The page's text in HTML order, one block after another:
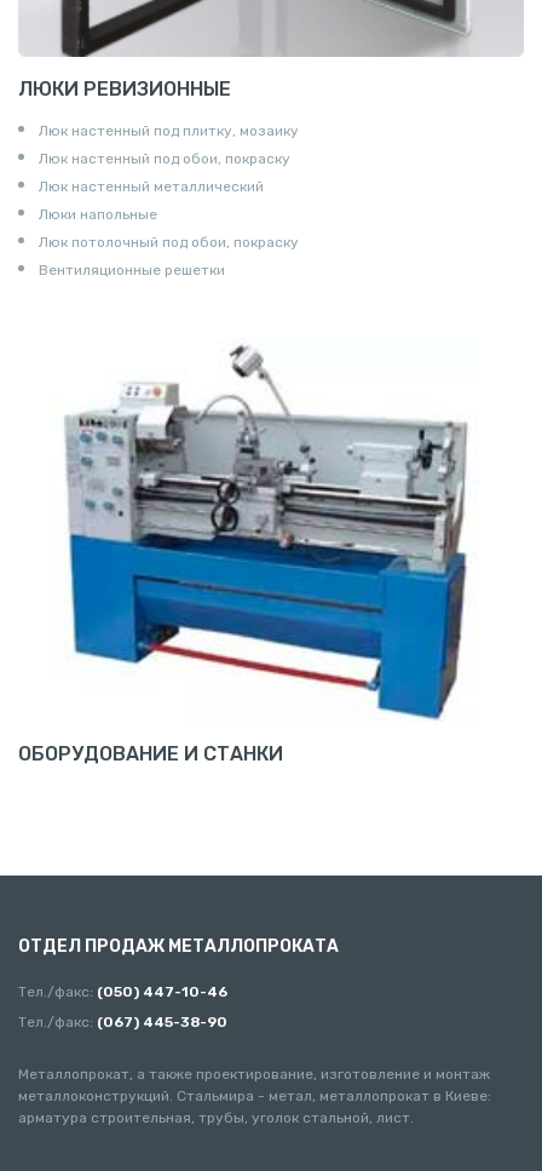
ЛЮКИ РЕВИЗИОННЫЕ
Люк настенный под плитку, мозаику
Люк настенный под обои, покраску
Люк настенный металлический
Люки напольные
Люк потолочный под обои, покраску
Вентиляционные решетки
ОБОРУДОВАНИЕ И СТАНКИ
ОТДЕЛ ПРОДАЖ МЕТАЛЛОПРОКАТА
Тел./факс: (050) 447-10-46
Тел./факс: (067) 445-38-90
Металлопрокат, а также проектирование, изготовление и монтаж
металлоконструкций. Стальмира - метал, металлопрокат в Киеве:
арматура строительная, трубы, уголок стальной, лист.